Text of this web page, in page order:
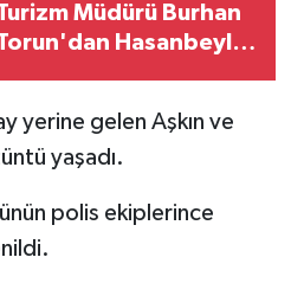
Müdürü Burhan
Hasanbeyli
yerine gelen Aşkın ve
yaşadı.
polis ekiplerince